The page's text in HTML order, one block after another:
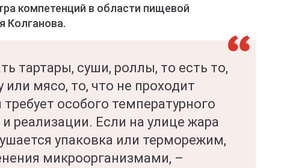
компетенций в области пищевой
Колганова.
тартары, суши, роллы, то есть то,
мясо, то, что не проходит
особого температурного
реализации. Если на улице жара
упаковка или терморежим,
микроорганизмами, –